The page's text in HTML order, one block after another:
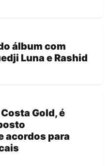
álbum com
Luna e Rashid
Gold, é
acordos para